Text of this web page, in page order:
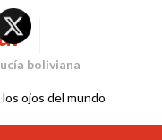
boliviana
ojos del mundo